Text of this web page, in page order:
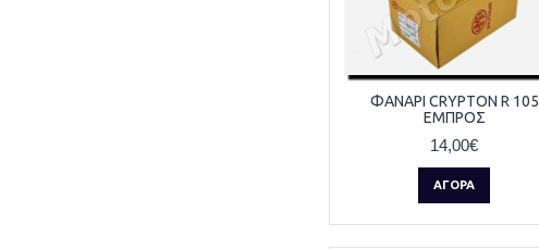
ΦΑΝΑΡΙ CRYPTON R 105
ΕΜΠΡΟΣ
14,00€
ΑΓΟΡΆ